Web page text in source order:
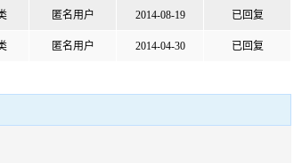
匿名用户 2014-08-19 已回复
匿名用户 2014-04-30 已回复